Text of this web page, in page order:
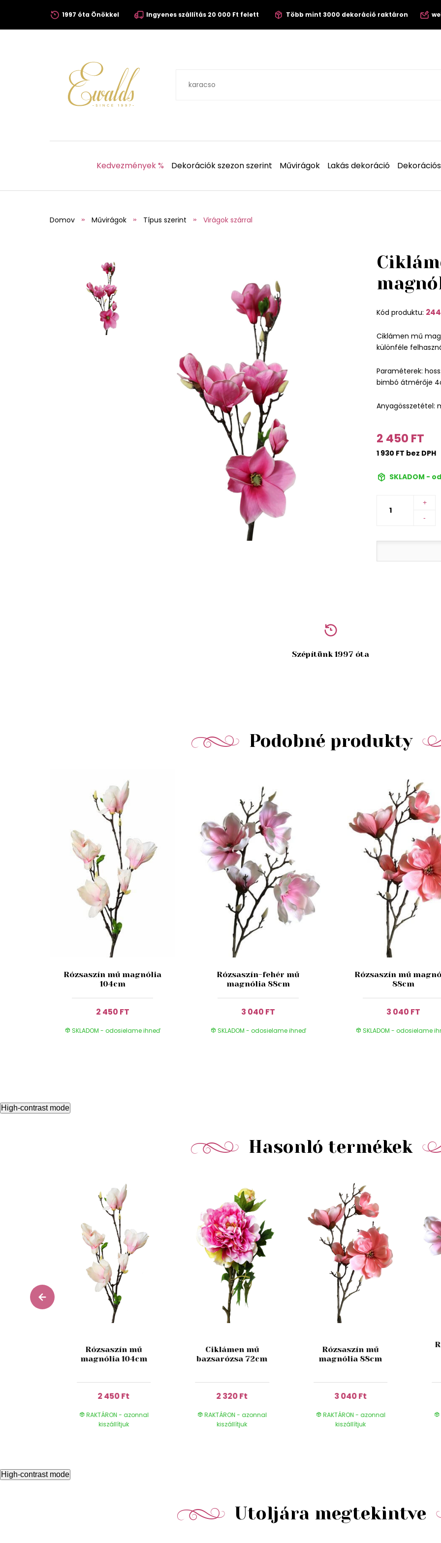
1997 óta Önökkel Ingyenes szállítás 20 000 Ft felett Több mint 3000 dekoráció raktáron
Kedvezmények % Dekorációk szezon szerint Művirágok Lakás dekoráció
Domov Művirágok Típus szerint Virágok szárral
Kód produktu:
Ciklámen mű
különféle
Paraméterek:
bimbó átmérője
Anyagösszetétel:
2 450 FT
1 930 FT bez DPH
SKLADOM -
+
-
Szépítünk 1997 óta
Podobné produkty
Rózsaszín mű magnólia
104cm
2 450 FT
SKLADOM - odosielame ihneď
Rózsaszín-fehér mű
magnólia 88cm
3 040 FT
SKLADOM - odosielame ihneď
Rózsaszín mű
88cm
3 040 FT
SKLADOM - odosielame
High-contrast mode
Hasonló termékek
Rózsaszín mű
magnólia 104cm
2 450 Ft
RAKTÁRON - azonnal
kiszállítjuk
Ciklámen mű
bazsarózsa 72cm
2 320 Ft
RAKTÁRON - azonnal
kiszállítjuk
Rózsaszín mű
magnólia 88cm
3 040 Ft
RAKTÁRON - azonnal
kiszállítjuk
High-contrast mode
Utoljára megtekintve